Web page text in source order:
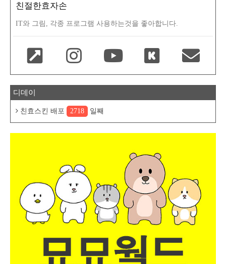
친절한효자손
IT와 그림, 각종 프로그램 사용하는것을 좋아합니다.
디데이
친효스킨 배포 2718 일째